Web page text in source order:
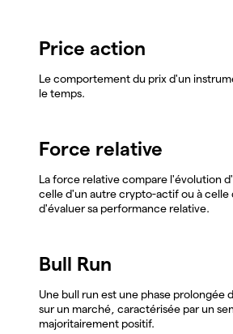
Price action
Le comportement du prix d'un
le temps.
Force relative
La force relative compare l'évolution
celle d'un autre crypto-actif ou à celle
d'évaluer sa performance relative.
Bull Run
Une bull run est une phase prolongée
sur un marché, caractérisée par un
majoritairement positif.